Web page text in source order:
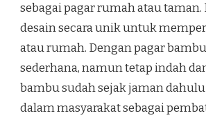
sebagai pagar rumah atau taman.
desain secara unik untuk
atau rumah. Dengan pagar
sederhana, namun tetap indah
bambu sudah sejak jaman
dalam masyarakat sebagai